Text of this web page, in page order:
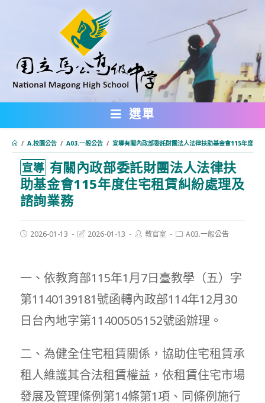
內
選單
/ A.校園公告 / A03.一般公告 / 宣導有關內政部委託財團法人法律扶助基金會115年度住
宣導 有關內政部委託財團法人法律扶
助基金會115年度住宅租賃糾紛處理及
諮詢業務
Post2026-01-13
Post2026-01-13
Post教官室
PostA03.一般公告
一、依教育部115年1月7日臺教學（五）字
第1140139181號函轉內政部114年12月30
日台內地字第11400505152號函辦理。
二、為健全住宅租賃關係，協助住宅租賃承
租人維護其合法租賃權益，依租賃住宅市場
發展及管理條例第14條第1項、同條例施行